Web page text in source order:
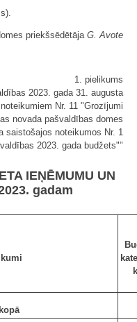
priekšsēdētāja G. Avote
1. pielikums
2023. gada 31. augusta
Nr. 11 "Grozījumi
novada pašvaldības domes
saistošajos noteikumos Nr. 1
2023. gada budžets""
IEŅĒMUMU UN
gadam